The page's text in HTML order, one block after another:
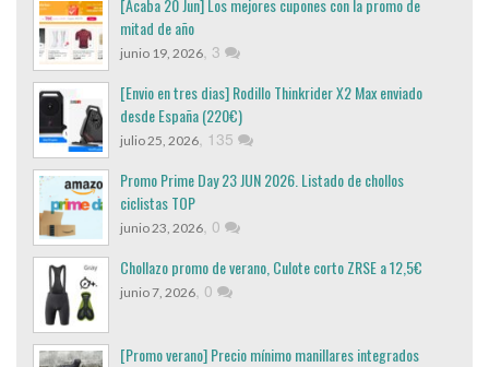
[Acaba 20 Jun] Los mejores cupones con la promo de
mitad de año
junio 19, 2026, 3
[Envio en tres dias] Rodillo Thinkrider X2 Max enviado
desde España (220€)
julio 25, 2026, 135
Promo Prime Day 23 JUN 2026. Listado de chollos
ciclistas TOP
junio 23, 2026, 0
Chollazo promo de verano, Culote corto ZRSE a 12,5€
junio 7, 2026, 0
[Promo verano] Precio mínimo manillares integrados